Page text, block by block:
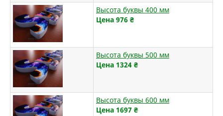
Высота буквы 400 мм
Цена 976 ₴
Высота буквы 500 мм
Цена 1324 ₴
Высота буквы 600 мм
Цена 1697 ₴